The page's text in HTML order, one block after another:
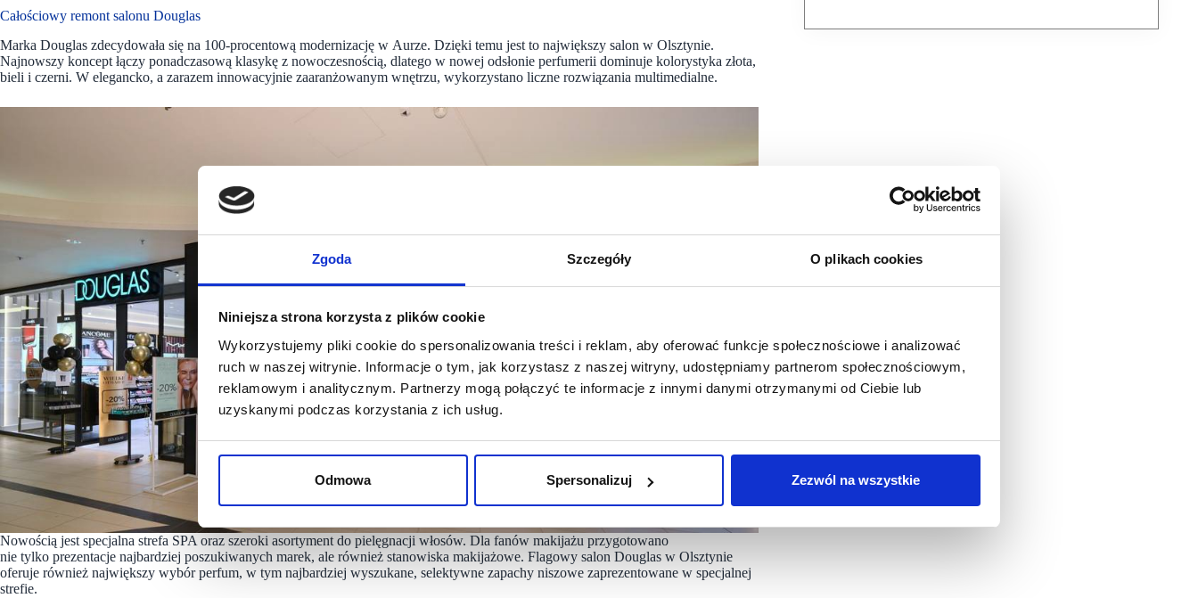
Zgoda Szczegóły O plikach cookies
Niniejsza strona korzysta z plików cookie
Wykorzystujemy pliki cookie do spersonalizowania treści i reklam, aby oferować funkcje społecznościowe i analizować
ruch w naszej witrynie. Informacje o tym, jak korzystasz z naszej witryny, udostępniamy partnerom społecznościowym,
reklamowym i analitycznym. Partnerzy mogą połączyć te informacje z innymi danymi otrzymanymi od Ciebie lub
uzyskanymi podczas korzystania z ich usług.
Odmowa Spersonalizuj Zezwól na wszystkie
Całościowy remont salonu Douglas
Marka Douglas zdecydowała się na 100-procentową modernizację w Aurze. Dzięki temu jest to największy salon w Olsztynie.
Najnowszy koncept łączy ponadczasową klasykę z nowoczesnością, dlatego w nowej odsłonie perfumerii dominuje kolorystyka złota,
bieli i czerni. W elegancko, a zarazem innowacyjnie zaaranżowanym wnętrzu, wykorzystano liczne rozwiązania multimedialne.
Nowością jest specjalna strefa SPA oraz szeroki asortyment do pielęgnacji włosów. Dla fanów makijażu przygotowano
nie tylko prezentacje najbardziej poszukiwanych marek, ale również stanowiska makijażowe. Flagowy salon Douglas w Olsztynie
oferuje również największy wybór perfum, w tym najbardziej wyszukane, selektywne zapachy niszowe zaprezentowane w specjalnej
strefie.